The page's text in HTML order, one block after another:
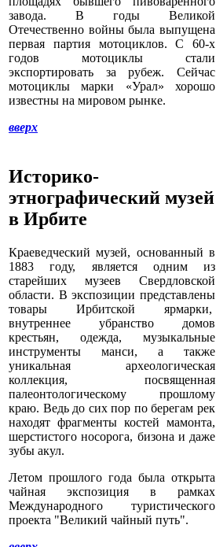
завода. В годы Великой
Отечественно войны была выпущена
первая партия мотоциклов. С 60-х
годов мотоциклы стали
экспортировать за рубеж. Сейчас
мотоциклы марки «Урал» хорошо
известны на мировом рынке.
вверх
Историко-
этнографический музей
в Ирбите
Краеведческий музей, основанный в
1883 году, является одним из
старейших музеев Свердловской
области. В экспозиции представлены
товары Ирбитской ярмарки,
внутреннее убранство домов
крестьян, одежда, музыкальные
инструменты манси, а также
уникальная археологическая
коллекция, посвященная
палеонтологическому прошлому
краю. Ведь до сих пор по берегам рек
находят фрагменты костей мамонта,
шерстистого носорога, бизона и даже
зубы акул.
Летом прошлого года была открыта
чайная экспозиция в рамках
Международного туристического
проекта "Великий чайный путь".